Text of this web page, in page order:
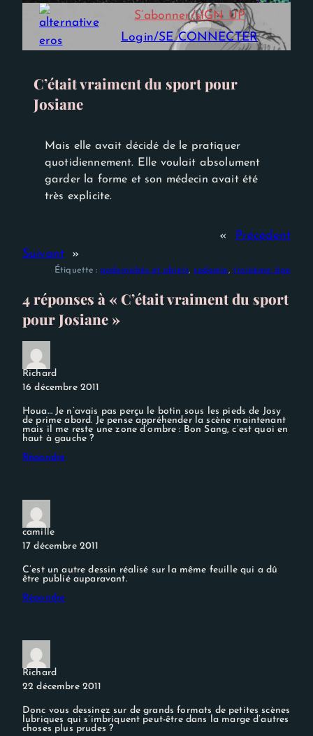
S’abonner/sIGN UP
Login/SE CONNECTER
C’était vraiment du sport pour
Josiane
Mais elle avait décidé de le pratiquer
quotidiennement. Elle voulait absolument
garder la forme et son médecin avait été
très explicite.
«
Précédent
Suivant
»
Étiquette : godemichés et objets, sodomie, troisième âge
4 réponses à « C’était vraiment du sport
pour Josiane »
Richard
16 décembre 2011
Houa… Je n’avais pas perçu le botin sous les pieds de Josy
de prime abord. Je pense appréhender la scène maintenant
mais il me reste une zone d’ombre : Bon Sang, c’est quoi en
haut à gauche ?
Répondre
camille
17 décembre 2011
C’est un autre dessin réalisé sur la même feuille qui a dû
être publié auparavant.
Répondre
Richard
22 décembre 2011
Donc vous dessinez sur de grands formats de petites scènes
lubriques qui s’imbriquent peut-être dans la marge d’autres
choses plus prudes ?
Experience
Afin que notre
site Web
fonctionne
aussi bien que
de votre
visite. Si vous
refusez ces
cookies,
disparaîtront
du site Web.